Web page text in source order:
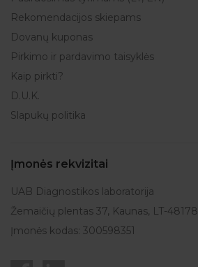
Rekomendacijos skiepams
Dovanų kuponas
Pirkimo ir pardavimo taisyklės
Kaip pirkti?
D.U.K.
Slapukų politika
Įmonės rekvizitai
UAB Diagnostikos laboratorija
Žemaičių plentas 37, Kaunas, LT-48178
Įmonės kodas: 300598351